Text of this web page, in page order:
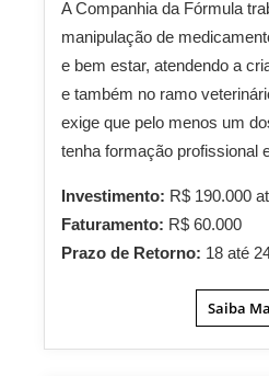
A Companhia da Fórmula
manipulação de
e bem estar, atendendo a
e também no ramo
exige que pelo menos um
tenha formação profissional
Investimento: R$ 190.000
Faturamento: R$ 60.000
Prazo de Retorno: 18 até
Saiba